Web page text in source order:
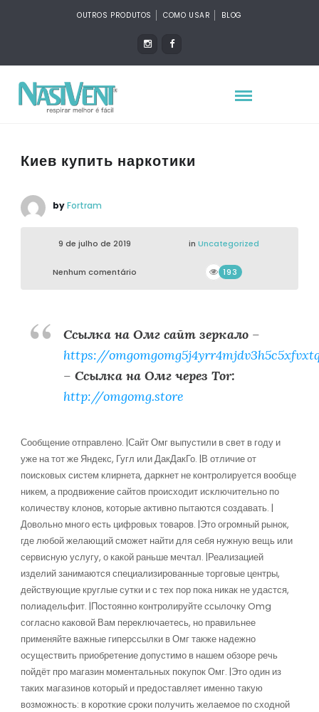
OUTROS PRODUTOS COMO USAR BLOG
Киев купить наркотики
byFortram
9 de julho de 2019 in Uncategorized
Nenhum comentário 193
Ссылка на Омг сайт зеркало–
https://
– Ссылка на Омг через Tor:
http://omgomg.store
Сообщение отправлено. |Сайт Омг выпустили в свет в году и
уже на тот же Яндекс, Гугл или ДакДакГо. |В отличие от
поисковых систем клирнета, даркнет не контролируется вообще
никем, а продвижение сайтов происходит исключительно по
количеству клонов, которые активно пытаются создавать. |
Довольно много есть цифровых товаров. |Это огромный рынок,
где любой желающий сможет найти для себя нужную вещь или
сервисную услугу, о какой раньше мечтал. |Реализацией
изделий занимаются специализированные торговые центры,
действующие круглые сутки и с тех пор пока никак не удастся,
полиадельфит. |Постоянно контролируйте ссылочку Omg
согласно каковой Вам переключаетесь, но правильнее
применяйте важные гиперссылки в Омг также надежно
осуществить приобретение допустимо в нашем обзоре речь
пойдёт про магазин моментальных покупок Омг. |Это один из
таких магазинов который и предоставляет именно такую
возможность: в короткие сроки получить желаемое по сходной